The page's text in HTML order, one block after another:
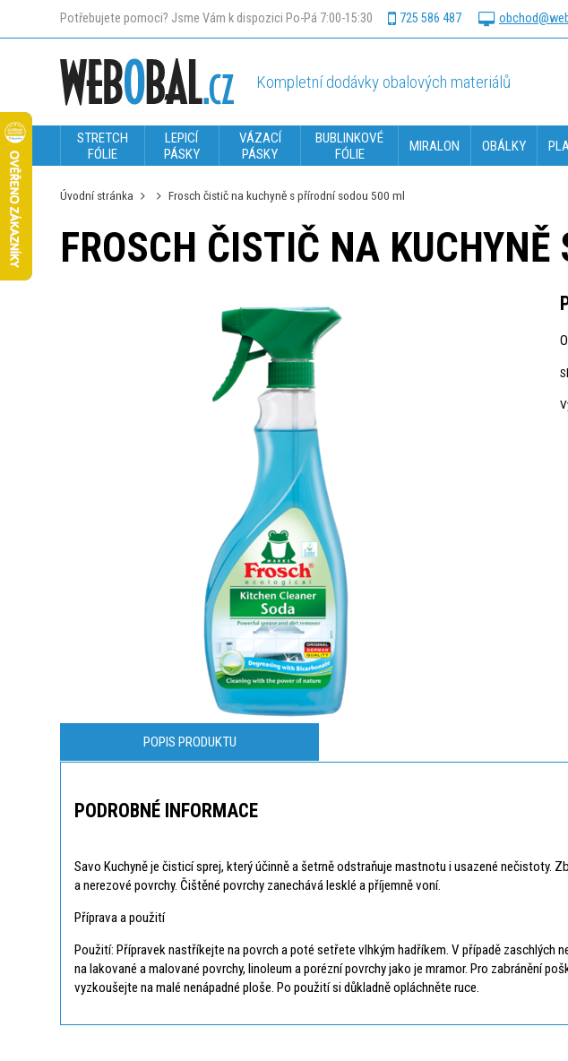
Potřebujete pomoci? Jsme Vám k dispozici Po-Pá 7:00-15:30 725 586 487
Kompletní dodávky obalových materiálů
STRETCH
FÓLIE
LEPICÍ
PÁSKY
VÁZACÍ
PÁSKY
BUBLINKOVÉ
FÓLIE
MIRALON OBÁLKY
Úvodní stránka Frosch čistič na kuchyně s přírodní sodou 500 ml
FROSCH ČISTIČ NA
POPIS PRODUKTU
PODROBNÉ INFORMACE
Savo Kuchyně je čisticí sprej, který účinně a šetrně odstraňuje mastnotu i usazené nečistoty.
a nerezové povrchy. Čištěné povrchy zanechává lesklé a příjemně voní.
Příprava a použití
Použití: Přípravek nastříkejte na povrch a poté setřete vlhkým hadříkem. V případě
na lakované a malované povrchy, linoleum a porézní povrchy jako je mramor. Pro zabránění
vyzkoušejte na malé nenápadné ploše. Po použití si důkladně opláchněte ruce.